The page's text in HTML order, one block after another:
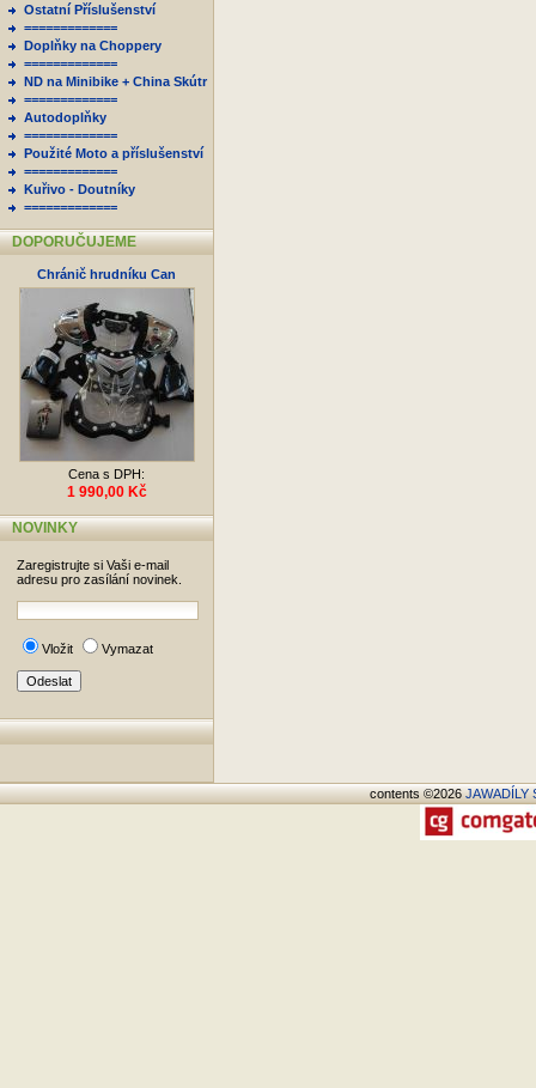
Ostatní Příslušenství
=============
Doplňky na Choppery
=============
ND na Minibike + China Skútr
=============
Autodoplňky
=============
Použité Moto a příslušenství
=============
Kuřivo - Doutníky
=============
DOPORUČUJEME
Chránič hrudníku Can
Cena s DPH:
1 990,00 Kč
NOVINKY
Zaregistrujte si Vaši e-mail
adresu pro zasílání novinek.
Vložit Vymazat
contents ©2026JAWADÍLY